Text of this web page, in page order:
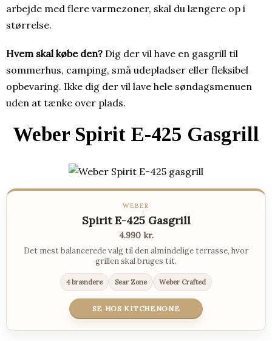
arbejde med flere varmezoner, skal du længere op i
størrelse.
Hvem skal købe den? Dig der vil have en gasgrill til
sommerhus, camping, små udepladser eller fleksibel
opbevaring. Ikke dig der vil lave hele søndagsmenuen
uden at tænke over plads.
Weber Spirit E-425 Gasgrill
WEBER
Spirit E-425 Gasgrill
4.990 kr.
Det mest balancerede valg til den almindelige terrasse, hvor
grillen skal bruges tit.
4 brændere Sear Zone Weber Crafted
SE HOS KITCHENONE